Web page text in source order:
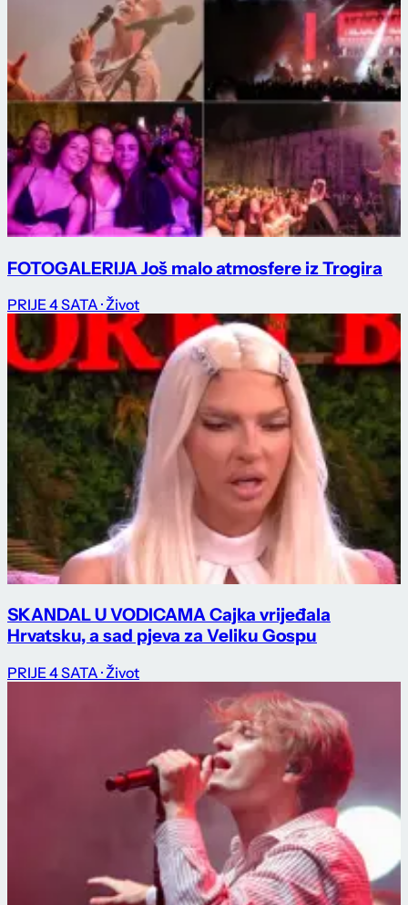
FOTOGALERIJA Još malo atmosfere iz Trogira
PRIJE 4 SATA · Život
SKANDAL U VODICAMA Cajka vrijeđala
Hrvatsku, a sad pjeva za Veliku Gospu
PRIJE 4 SATA · Život